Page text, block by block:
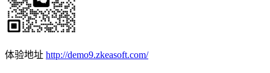
体验地址 http://demo9.zkeasoft.com/